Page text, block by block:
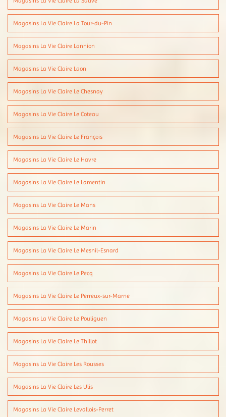
Magasins La Vie Claire La Tour-du-Pin
Magasins La Vie Claire Lannion
Magasins La Vie Claire Laon
Magasins La Vie Claire Le Chesnay
Magasins La Vie Claire Le Coteau
Magasins La Vie Claire Le François
Magasins La Vie Claire Le Havre
Magasins La Vie Claire Le Lamentin
Magasins La Vie Claire Le Mans
Magasins La Vie Claire Le Marin
Magasins La Vie Claire Le Mesnil-Esnard
Magasins La Vie Claire Le Pecq
Magasins La Vie Claire Le Perreux-sur-Marne
Magasins La Vie Claire Le Pouliguen
Magasins La Vie Claire Le Thillot
Magasins La Vie Claire Les Rousses
Magasins La Vie Claire Les Ulis
Magasins La Vie Claire Levallois-Perret